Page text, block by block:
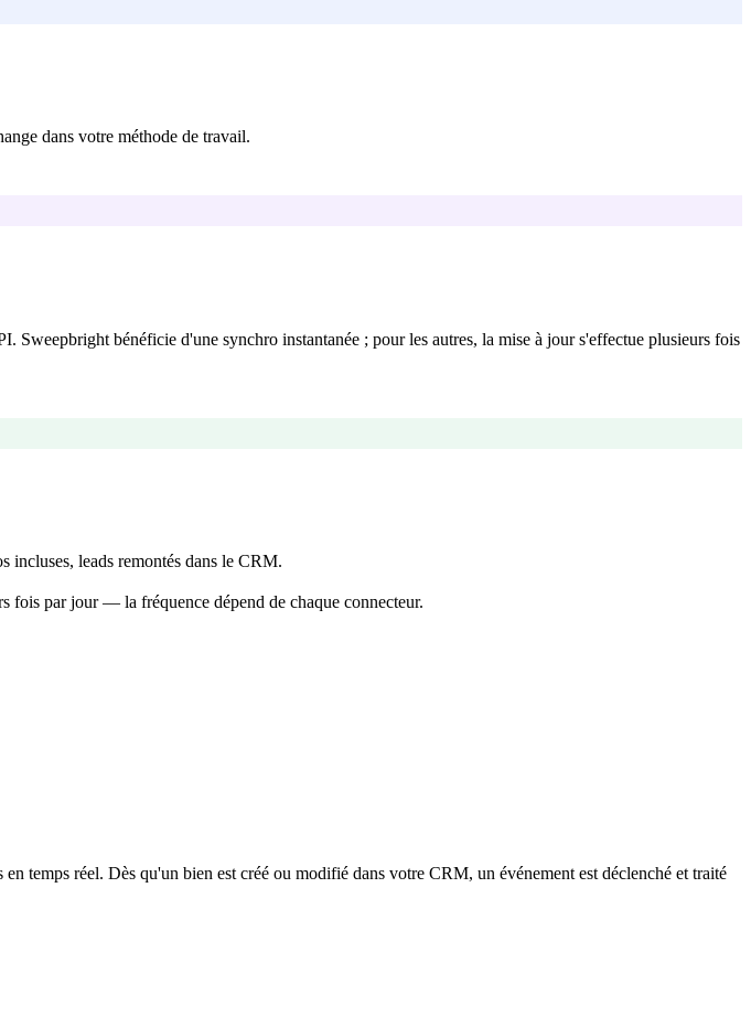
dans votre méthode de travail.
bénéficie d'une synchro instantanée ; pour les autres, la mise à jour s'effectue plusieurs fois
incluses, leads remontés dans le CRM.
fois par jour — la fréquence dépend de chaque connecteur.
temps réel. Dès qu'un bien est créé ou modifié dans votre CRM, un événement est déclenché et traité